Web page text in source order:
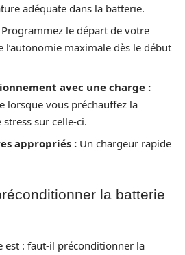
adéquate dans la batterie.
Programmez le départ de votre
maximale dès le début
avec une charge :
lorsque vous préchauffez la
sur celle-ci.
appropriés : Un chargeur rapide
la batterie
est : faut-il préconditionner la